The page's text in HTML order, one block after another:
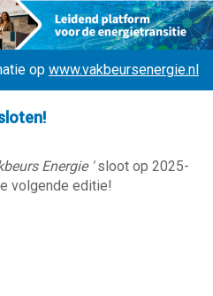
op www.vakbeursenergie.nl
Energie ' sloot op 2025-
volgende editie!